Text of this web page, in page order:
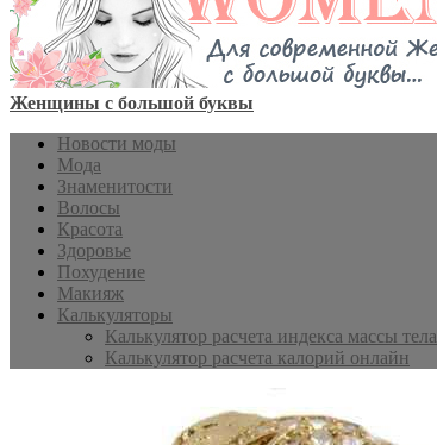
Женщины с большой буквы
Новости моды
Мода
Знаменитости
Волосы
Красота
Здоровье
Похудение
Макияж
Калькуляторы
Калькулятор расчета индекса массы тела
Калькулятор расчета калорий онлайн